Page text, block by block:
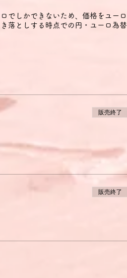
でしかできないため、価格をユーロ
落としする時点での円・ユーロ為替
販売終了
販売終了